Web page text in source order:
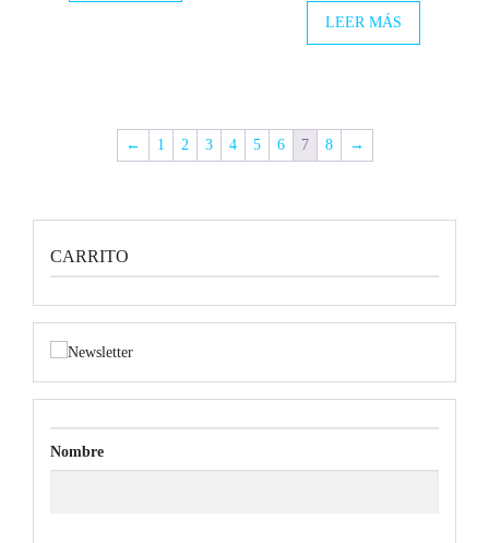
LEER MÁS
← 1 2 3 4 5 6 7 8 →
CARRITO
Nombre